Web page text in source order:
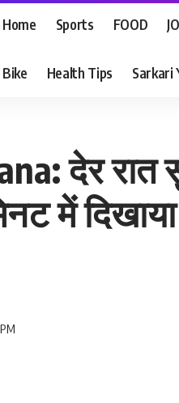
Home Sports FOOD
Bike Health Tips Sarkari
देर रात
में